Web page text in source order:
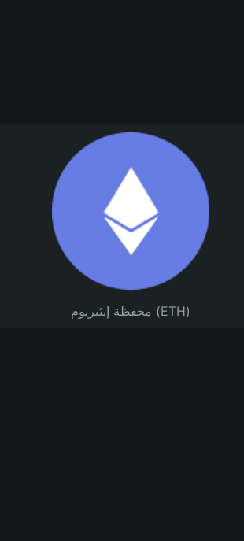
محفظة إيثيريوم (ETH)